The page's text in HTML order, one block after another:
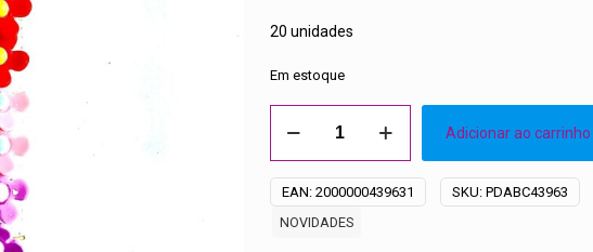
20 unidades
Em estoque
20
Adicionar ao carrinho
EAN: 2000000439631 SKU: PDABC43963
NOVIDADES